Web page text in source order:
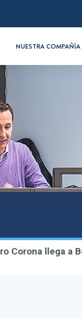
NUESTRA COMPAÑÍA
Corona llega a